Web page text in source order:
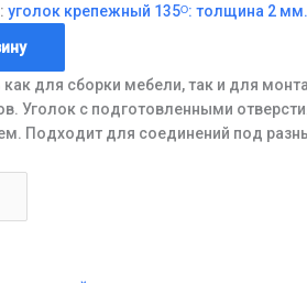
уголок крепежный 135ᴼ: толщина 2 мм.
для сборки мебели, так и для
Уголок с подготовленными
Подходит для соединений под